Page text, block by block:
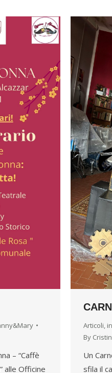
– “Caffè
alle Officine
Articoli,
By
Un
sfila il